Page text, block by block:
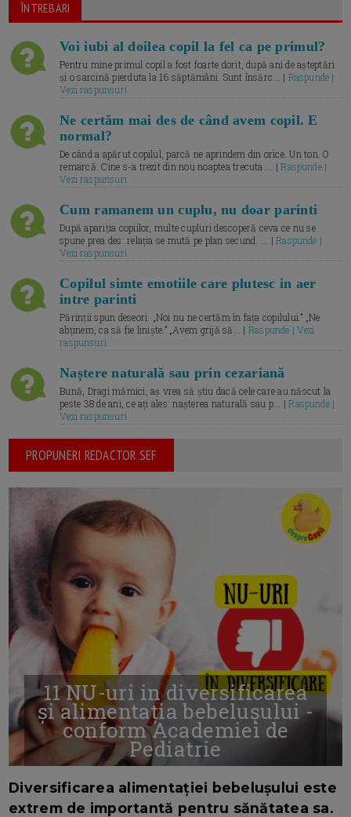
ÎNTREBARI
Voi iubi al doilea copil la fel ca pe primul?
Pentru mine primul copil a fost foarte dorit, după ani de așteptări
și o sarcină pierduta la 16 săptămâni. Sunt însărc... | Raspunde |
Vezi raspunsuri
Ne certăm mai des de când avem copil. E
normal?
De când a apărut copilul, parcă ne aprindem din orice. Un ton. O
remarcă. Cine s-a trezit din nou noaptea trecuta.... |Raspunde |
Vezi raspunsuri
Cum ramanem un cuplu, nu doar parinti
După apariția copiilor, multe cupluri descoperă ceva ce nu se
spune prea des: relația se mută pe plan secund. ... |Raspunde |
Vezi raspunsuri
Copilul simte emotiile care plutesc in aer
intre parinti
Părinții spun deseori: „Noi nu ne certăm în fața copilului.” „Ne
abținem, ca să fie liniște.” „Avem grijă să... | Raspunde | Vezi
raspunsuri
Naștere naturală sau prin cezariană
Bună, Dragi mămici, aș vrea să știu dacă cele care au născut la
peste 38 de ani, ce ați ales: nașterea naturală sau p... |Raspunde |
Vezi raspunsuri
PROPUNERI REDACTOR SEF
11 NU-uri in diversificarea
și alimentația bebelușului -
conform Academiei de
Pediatrie
Diversificarea alimentației bebelușului este
extrem de importantă pentru sănătatea sa.